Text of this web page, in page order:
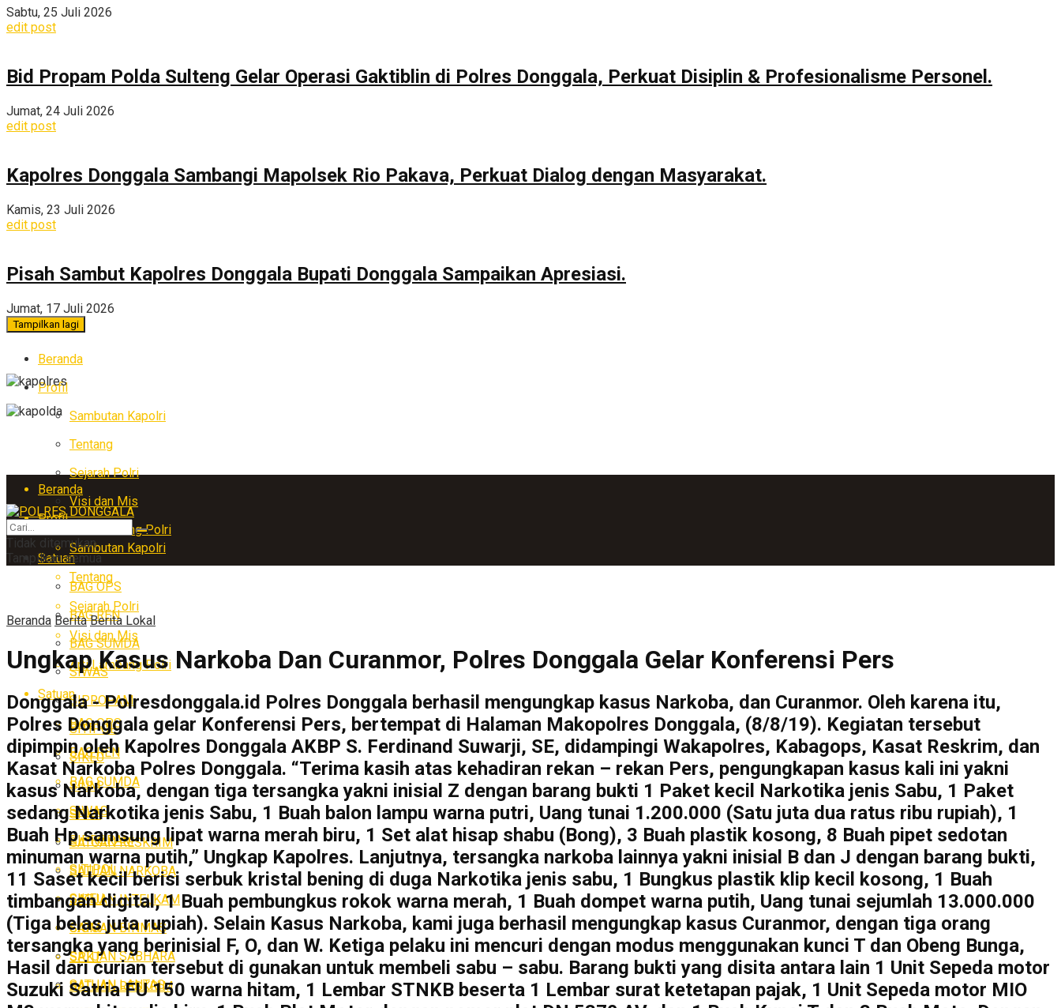
Sabtu, 25 Juli 2026
edit post
Bid Propam Polda Sulteng Gelar Operasi Gaktiblin di Polres Donggala, Perkuat Disiplin & Profesionalisme Personel.
Jumat, 24 Juli 2026
edit post
Kapolres Donggala Sambangi Mapolsek Rio Pakava, Perkuat Dialog dengan Masyarakat.
Kamis, 23 Juli 2026
edit post
Pisah Sambut Kapolres Donggala Bupati Donggala Sampaikan Apresiasi.
Jumat, 17 Juli 2026
Tampilkan lagi
Beranda
Profil
Sambutan Kapolri
Tentang
Sejarah Polri
Visi dan Mis
Arti Lambang Polri
Satuan
BAG OPS
BAG REN
BAG SUMDA
SIWAS
SIPROPAM
SITIPOL
SIKEU
SIUM
SPKT
SATUAN RESKRIM
SATUAN NARKOBA
SATUAN INTELKAM
SATUAN BINMAS
SATUAN SABHARA
SATUAN LANTAS
Beranda
Profil
Sambutan Kapolri
Tentang
Sejarah Polri
Visi dan Mis
Arti Lambang Polri
Satuan
BAG OPS
BAG REN
BAG SUMDA
SIWAS
SIPROPAM
SITIPOL
SIKEU
SIUM
SPKT
SATUAN RESKRIM
Tidak ditemukan
Tampilkan semua
Beranda Berita Berita Lokal
Ungkap Kasus Narkoba Dan Curanmor, Polres Donggala Gelar Konferensi Pers
Donggala - Polresdonggala.id Polres Donggala berhasil mengungkap kasus Narkoba, dan Curanmor. Oleh karena itu,
Polres Donggala gelar Konferensi Pers, bertempat di Halaman Makopolres Donggala, (8/8/19). Kegiatan tersebut
dipimpin oleh Kapolres Donggala AKBP S. Ferdinand Suwarji, SE, didampingi Wakapolres, Kabagops, Kasat Reskrim, dan
Kasat Narkoba Polres Donggala. “Terima kasih atas kehadiran rekan – rekan Pers, pengungkapan kasus kali ini yakni
kasus Narkoba, dengan tiga tersangka yakni inisial Z dengan barang bukti 1 Paket kecil Narkotika jenis Sabu, 1 Paket
sedang Narkotika jenis Sabu, 1 Buah balon lampu warna putri, Uang tunai 1.200.000 (Satu juta dua ratus ribu rupiah), 1
Buah Hp samsung lipat warna merah biru, 1 Set alat hisap shabu (Bong), 3 Buah plastik kosong, 8 Buah pipet sedotan
minuman warna putih,” Ungkap Kapolres. Lanjutnya, tersangka narkoba lainnya yakni inisial B dan J dengan barang bukti,
11 Saset kecil berisi serbuk kristal bening di duga Narkotika jenis sabu, 1 Bungkus plastik klip kecil kosong, 1 Buah
timbangan digital, 1 Buah pembungkus rokok warna merah, 1 Buah dompet warna putih, Uang tunai sejumlah 13.000.000
(Tiga belas juta rupiah). Selain Kasus Narkoba, kami juga berhasil mengungkap kasus Curanmor, dengan tiga orang
tersangka yang berinisial F, O, dan W. Ketiga pelaku ini mencuri dengan modus menggunakan kunci T dan Obeng Bunga,
Hasil dari curian tersebut di gunakan untuk membeli sabu – sabu. Barang bukti yang disita antara lain 1 Unit Sepeda motor
Suzuki Satria FU 150 warna hitam, 1 Lembar STNKB beserta 1 Lembar surat ketetapan pajak, 1 Unit Sepeda motor MIO